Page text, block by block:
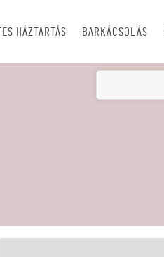
HÁZTARTÁS BARKÁCSOLÁS